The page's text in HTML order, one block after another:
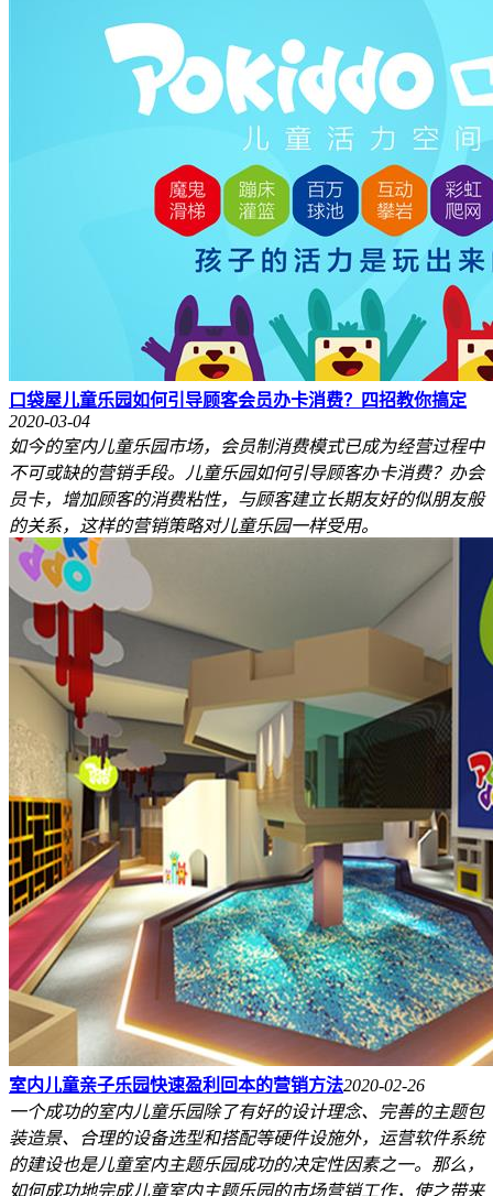
口袋屋儿童乐园如何引导顾客会员办卡消费？四招教你搞定
2020-03-04
如今的室内儿童乐园市场，会员制消费模式已成为经营过程中
不可或缺的营销手段。儿童乐园如何引导顾客办卡消费？办会
员卡，增加顾客的消费粘性，与顾客建立长期友好的似朋友般
的关系，这样的营销策略对儿童乐园一样受用。
室内儿童亲子乐园快速盈利回本的营销方法2020-02-26
一个成功的室内儿童乐园除了有好的设计理念、完善的主题包
装造景、合理的设备选型和搭配等硬件设施外，运营软件系统
的建设也是儿童室内主题乐园成功的决定性因素之一。那么，
如何成功地完成儿童室内主题乐园的市场营销工作，使之带来